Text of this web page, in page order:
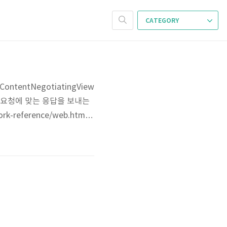
CATEGORY
ContentNegotiatingView
청에 맞는 응답을 보내는
reference/web.html#
서 XML로 받는 응답을